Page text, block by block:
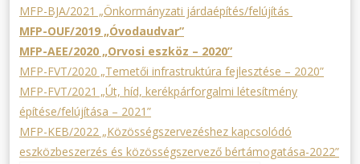
MFP-BJA/2021 „Önkormányzati járdaépítés/felújítás
MFP-OUF/2019 „Óvodaudvar”
MFP-AEE/2020 „Orvosi eszköz – 2020”
MFP-FVT/2020 „Temetői infrastruktúra fejlesztése – 2020”
MFP-FVT/2021 „Út, híd, kerékpárforgalmi létesítmény
építése/felújítása – 2021”
MFP-KEB/2022 „Közösségszervezéshez kapcsolódó
eszközbeszerzés és közösségszervező bértámogatása-2022”